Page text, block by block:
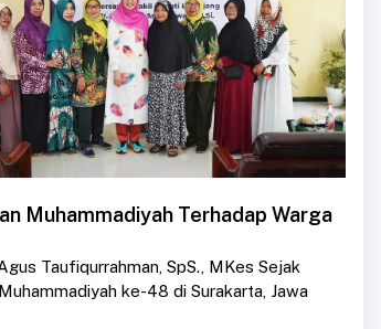
Muhammadiyah Terhadap Warga
Taufiqurrahman, SpS., MKes Sejak
ke-48 di Surakarta, Jawa